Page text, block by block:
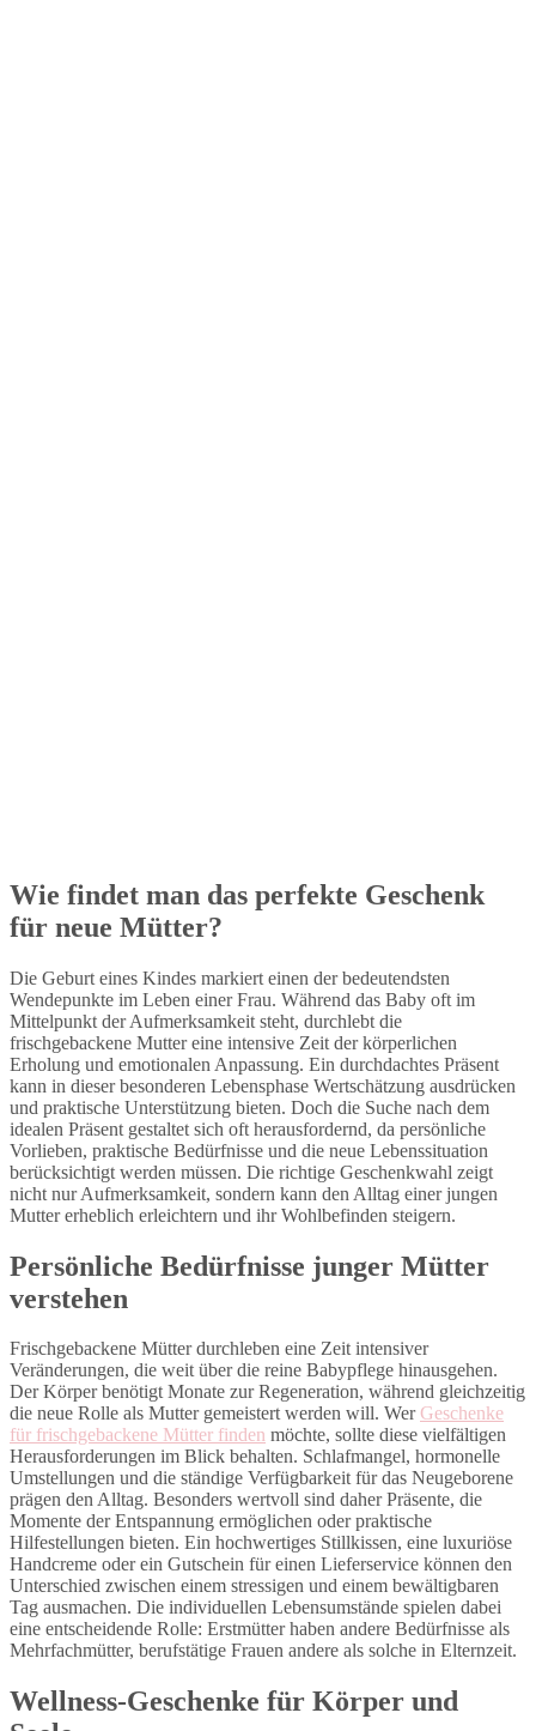
Wie findet man das perfekte Geschenk
für neue Mütter?
Die Geburt eines Kindes markiert einen der bedeutendsten
Wendepunkte im Leben einer Frau. Während das Baby oft im
Mittelpunkt der Aufmerksamkeit steht, durchlebt die
frischgebackene Mutter eine intensive Zeit der körperlichen
Erholung und emotionalen Anpassung. Ein durchdachtes Präsent
kann in dieser besonderen Lebensphase Wertschätzung ausdrücken
und praktische Unterstützung bieten. Doch die Suche nach dem
idealen Präsent gestaltet sich oft herausfordernd, da persönliche
Vorlieben, praktische Bedürfnisse und die neue Lebenssituation
berücksichtigt werden müssen. Die richtige Geschenkwahl zeigt
nicht nur Aufmerksamkeit, sondern kann den Alltag einer jungen
Mutter erheblich erleichtern und ihr Wohlbefinden steigern.
Persönliche Bedürfnisse junger Mütter
verstehen
Frischgebackene Mütter durchleben eine Zeit intensiver
Veränderungen, die weit über die reine Babypflege hinausgehen.
Der Körper benötigt Monate zur Regeneration, während gleichzeitig
die neue Rolle als Mutter gemeistert werden will. Wer Geschenke
für frischgebackene Mütter finden möchte, sollte diese vielfältigen
Herausforderungen im Blick behalten. Schlafmangel, hormonelle
Umstellungen und die ständige Verfügbarkeit für das Neugeborene
prägen den Alltag. Besonders wertvoll sind daher Präsente, die
Momente der Entspannung ermöglichen oder praktische
Hilfestellungen bieten. Ein hochwertiges Stillkissen, eine luxuriöse
Handcreme oder ein Gutschein für einen Lieferservice können den
Unterschied zwischen einem stressigen und einem bewältigbaren
Tag ausmachen. Die individuellen Lebensumstände spielen dabei
eine entscheidende Rolle: Erstmütter haben andere Bedürfnisse als
Mehrfachmütter, berufstätige Frauen andere als solche in Elternzeit.
Wellness-Geschenke für Körper und